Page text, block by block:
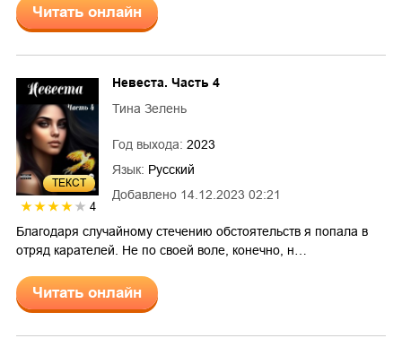
Читать онлайн
ТЕКСТ
4
Добавлено 14.12.2023 02:21
Невеста. Часть 4
Тина Зелень
Год выхода: 2023
Язык: Русский
Благодаря случайному стечению обстоятельств я попала в
отряд карателей. Не по своей воле, конечно, н…
Читать онлайн